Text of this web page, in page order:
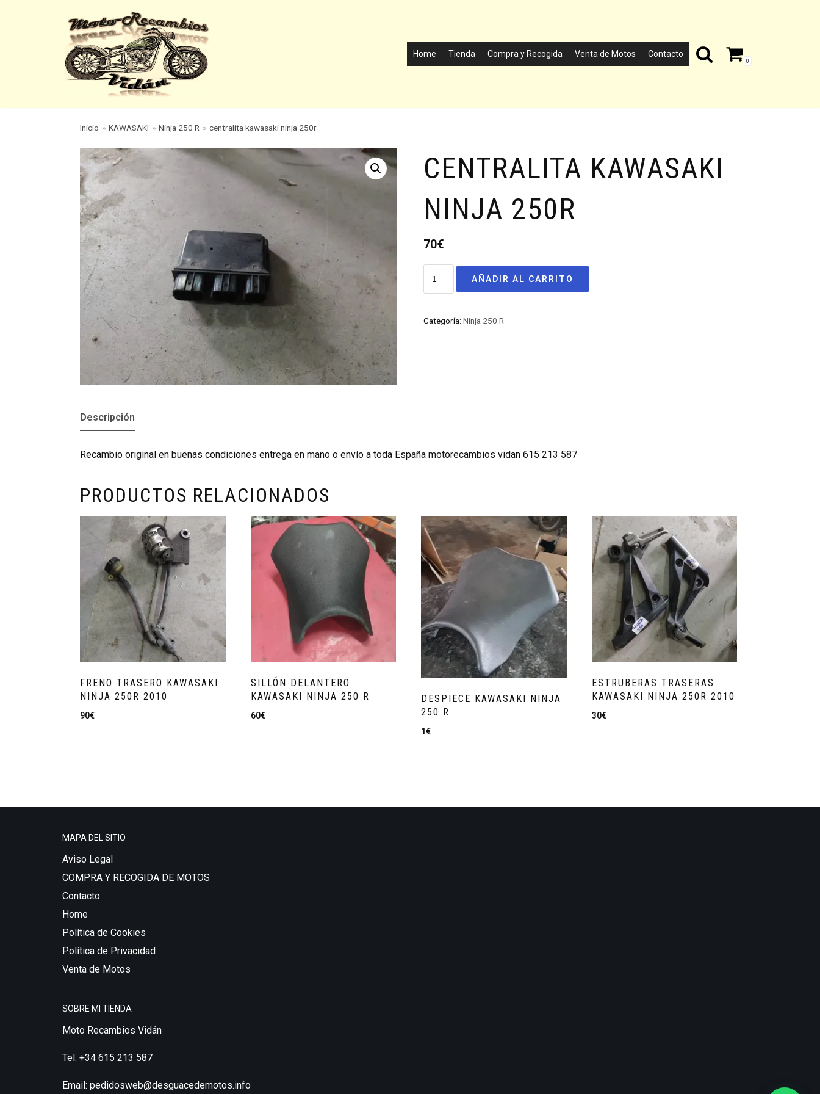
Home Tienda Compra y Recogida Venta de Motos Contacto
0
Inicio » KAWASAKI » Ninja 250 R » centralita kawasaki ninja 250r
CENTRALITA KAWASAKI
NINJA 250R
70€
AÑADIR AL CARRITO
Categoría: Ninja 250 R
Descripción
Recambio original en buenas condiciones entrega en mano o envío a toda España motorecambios vidan 615 213 587
PRODUCTOS RELACIONADOS
FRENO TRASERO KAWASAKI
NINJA 250R 2010
90€
SILLÓN DELANTERO
KAWASAKI NINJA 250 R
60€
DESPIECE KAWASAKI NINJA
250 R
1€
ESTRUBERAS TRASERAS
KAWASAKI NINJA 250R 2010
30€
MAPA DEL SITIO
Aviso Legal
COMPRA Y RECOGIDA DE MOTOS
Contacto
Home
Política de Cookies
Política de Privacidad
Venta de Motos
SOBRE MI TIENDA
Moto Recambios Vidán
Tel: +34 615 213 587
Email: pedidosweb@desguacedemotos.info